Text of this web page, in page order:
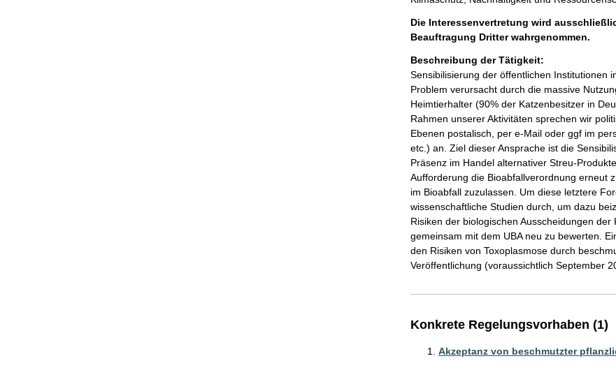
Die Interessenvertretung wird
Beauftragung Dritter wahrgenommen.
Beschreibung der Tätigkeit:
Sensibilisierung der öffentlichen Institutionen
Problem verursacht durch die massive
Heimtierhalter (90% der Katzenbesitzer in
Rahmen unserer Aktivitäten sprechen wir
Ebenen postalisch, per e-Mail oder ggf im
etc.) an. Ziel dieser Ansprache ist die
Präsenz im Handel alternativer Streu-
Aufforderung die Bioabfallverordnung erneut
im Bioabfall zuzulassen. Um diese letztere
wissenschaftliche Studien durch, um dazu
Risiken der biologischen Ausscheidungen
gemeinsam mit dem UBA neu zu bewerten.
den Risiken von Toxoplasmose durch
Veröffentlichung (voraussichtlich September
Konkrete Regelungsvorhaben (1)
Akzeptanz von beschmutzter